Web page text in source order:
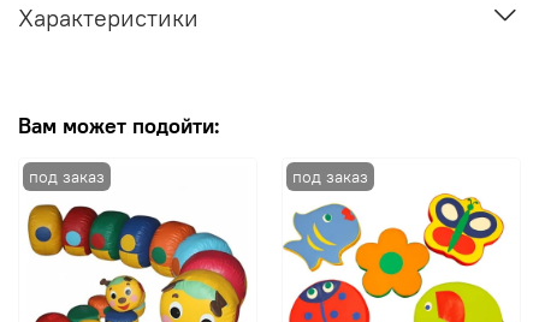
Характеристики
Вам может подойти: